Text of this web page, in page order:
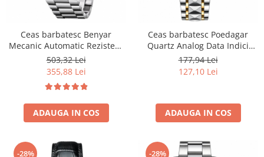
Ceas barbatesc Benyar
Mecanic Automatic Rezistent
la inot Analog Business
Luxury Casual Rosu
503,32 Lei
355,88 Lei
ADAUGA IN COS
Ceas barbatesc Poedagar
Quartz Analog Data Indici
luminosi Argintiu Albastru
177,94 Lei
127,10 Lei
ADAUGA IN COS
-28% -28%